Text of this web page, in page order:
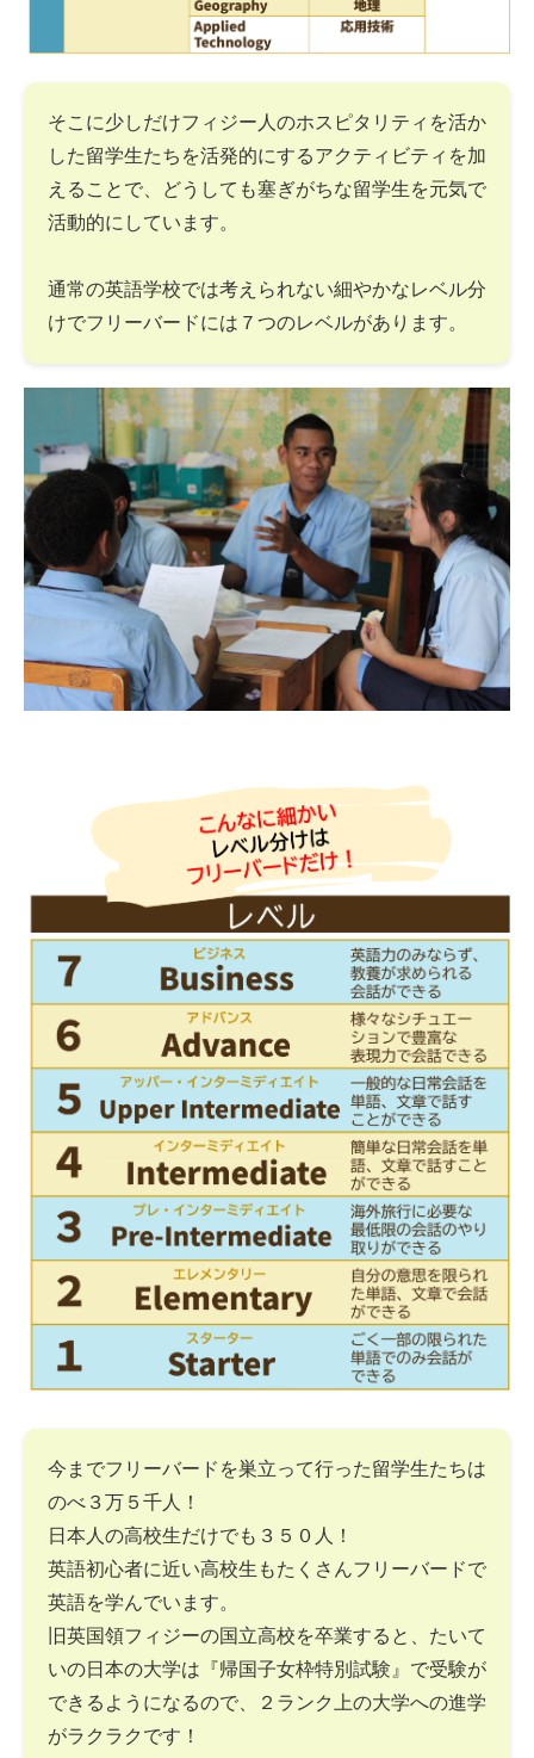
そこに少しだけフィジー人のホスピタリティを活か
した留学生たちを活発的にするアクティビティを加
えることで、どうしても塞ぎがちな留学生を元気で
活動的にしています。
通常の英語学校では考えられない細やかなレベル分
けでフリーバードには７つのレベルがあります。
今までフリーバードを巣立って行った留学生たちは
のべ３万５千人！
日本人の高校生だけでも３５０人！
英語初心者に近い高校生もたくさんフリーバードで
英語を学んでいます。
旧英国領フィジーの国立高校を卒業すると、たいて
いの日本の大学は『帰国子女枠特別試験』で受験が
できるようになるので、２ランク上の大学への進学
がラクラクです！